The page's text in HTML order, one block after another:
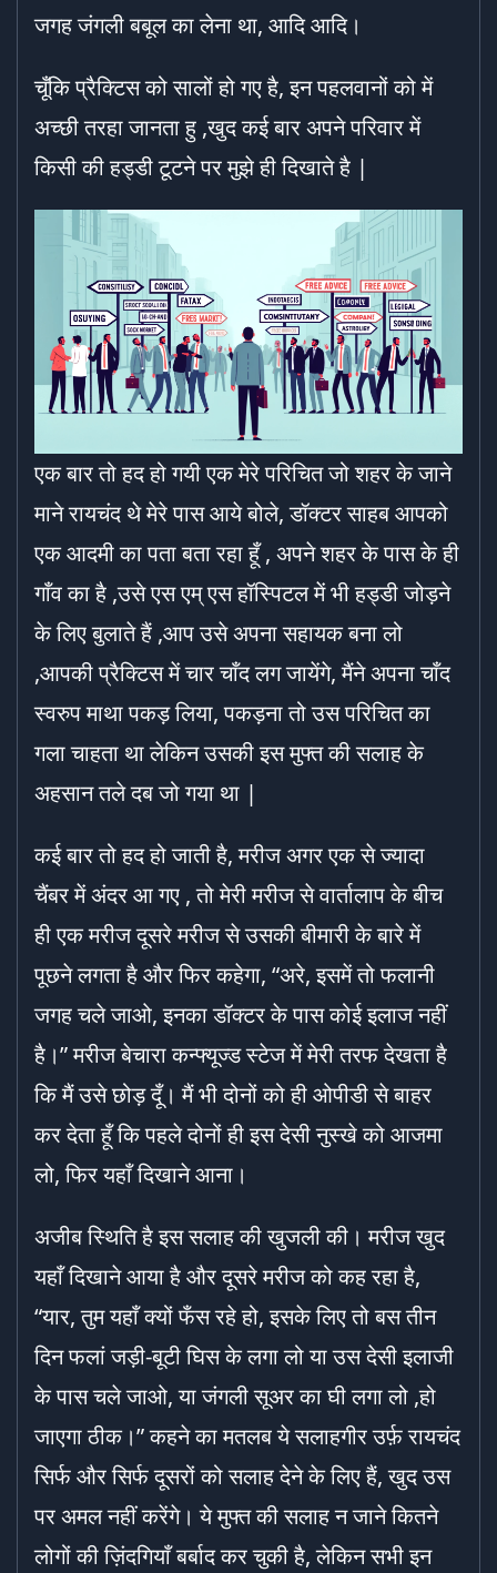
जगह जंगली बबूल का लेना था, आदि आदि।
चूँकि प्रैक्टिस को सालों हो गए है, इन पहलवानों को में
अच्छी तरहा जानता हु ,खुद कई बार अपने परिवार में
किसी की हड्डी टूटने पर मुझे ही दिखाते है |
एक बार तो हद हो गयी एक मेरे परिचित जो शहर के जाने
माने रायचंद थे मेरे पास आये बोले, डॉक्टर साहब आपको
एक आदमी का पता बता रहा हूँ , अपने शहर के पास के ही
गाँव का है ,उसे एस एम् एस हॉस्पिटल में भी हड्डी जोड़ने
के लिए बुलाते हैं ,आप उसे अपना सहायक बना लो
,आपकी प्रैक्टिस में चार चाँद लग जायेंगे, मैंने अपना चाँद
स्वरुप माथा पकड़ लिया, पकड़ना तो उस परिचित का
गला चाहता था लेकिन उसकी इस मुफ्त की सलाह के
अहसान तले दब जो गया था |
कई बार तो हद हो जाती है, मरीज अगर एक से ज्यादा
चैंबर में अंदर आ गए , तो मेरी मरीज से वार्तालाप के बीच
ही एक मरीज दूसरे मरीज से उसकी बीमारी के बारे में
पूछने लगता है और फिर कहेगा, “अरे, इसमें तो फलानी
जगह चले जाओ, इनका डॉक्टर के पास कोई इलाज नहीं
है।” मरीज बेचारा कन्फ्यूज्ड स्टेज में मेरी तरफ देखता है
कि मैं उसे छोड़ दूँ। मैं भी दोनों को ही ओपीडी से बाहर
कर देता हूँ कि पहले दोनों ही इस देसी नुस्खे को आजमा
लो, फिर यहाँ दिखाने आना।
अजीब स्थिति है इस सलाह की खुजली की। मरीज खुद
यहाँ दिखाने आया है और दूसरे मरीज को कह रहा है,
“यार, तुम यहाँ क्यों फँस रहे हो, इसके लिए तो बस तीन
दिन फलां जड़ी-बूटी घिस के लगा लो या उस देसी इलाजी
के पास चले जाओ, या जंगली सूअर का घी लगा लो ,हो
जाएगा ठीक।” कहने का मतलब ये सलाहगीर उर्फ़ रायचंद
सिर्फ और सिर्फ दूसरों को सलाह देने के लिए हैं, खुद उस
पर अमल नहीं करेंगे। ये मुफ्त की सलाह न जाने कितने
लोगों की ज़िंदगियाँ बर्बाद कर चुकी है, लेकिन सभी इन